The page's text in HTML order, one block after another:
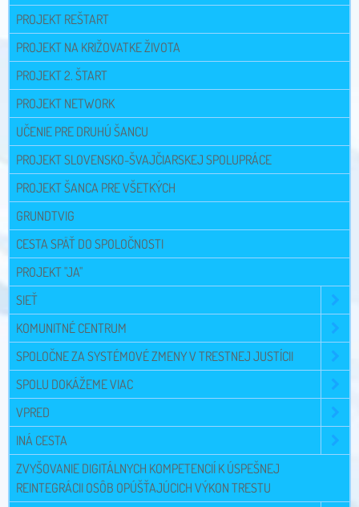
PROJEKT REŠTART
PROJEKT NA KRIŽOVATKE ŽIVOTA
PROJEKT 2. ŠTART
PROJEKT NETWORK
UČENIE PRE DRUHÚ ŠANCU
PROJEKT SLOVENSKO-ŠVAJČIARSKEJ SPOLUPRÁCE
PROJEKT ŠANCA PRE VŠETKÝCH
GRUNDTVIG
CESTA SPÄŤ DO SPOLOČNOSTI
PROJEKT "JA"
SIEŤ
KOMUNITNÉ CENTRUM
SPOLOČNE ZA SYSTÉMOVÉ ZMENY V TRESTNEJ JUSTÍCII
SPOLU DOKÁŽEME VIAC
VPRED
INÁ CESTA
ZVYŠOVANIE DIGITÁLNYCH KOMPETENCIÍ K ÚSPEŠNEJ
REINTEGRÁCII OSÔB OPÚŠŤAJÚCICH VÝKON TRESTU